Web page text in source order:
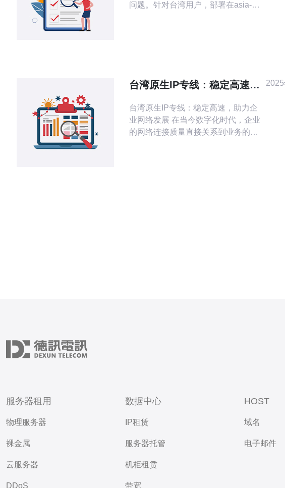
问题。针对台湾用户，部署在asia-
稳定的第三方DNS），并配置A/AAAA
记录指向GCP的
台湾原生IP专线：稳定高速，
台湾原生IP专线：稳定高速，助力企
业网络发展 在当今数字化时代，企业
的网络连接质量直接关系到业务的发
服务器租用
物理服务器
裸金属
云服务器
DDoS
数据中心
IP租赁
服务器托管
机柜租赁
带宽
HOST
域名
电子邮件